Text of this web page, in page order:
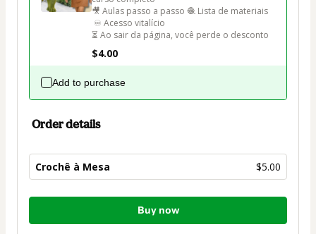
🎥 Aulas passo a passo 🧶 Lista de materiais
⏳ Ao sair da página, você perde o desconto
$4.00
Add to purchase
Order details
Crochê à Mesa $5.00
Total
Buy now